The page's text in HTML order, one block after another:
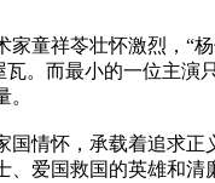
童祥苓壮怀激烈，“
。而最小的一位主演
情怀，承载着追求正
爱国救国的英雄和